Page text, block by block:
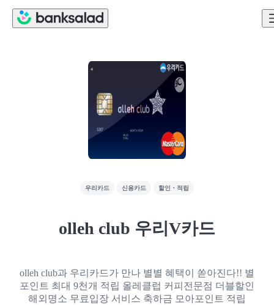
우리카드 신용카드 할인・적립
olleh club 우리V카드
olleh club과 우리카드가 만나 별별 혜택이 쏟아진다!! 별
포인트 최대 9천개 적립 올레클럽 커피전문점 더블할인
해외명소 무료입장 서비스 축하금 모아포인트 적립